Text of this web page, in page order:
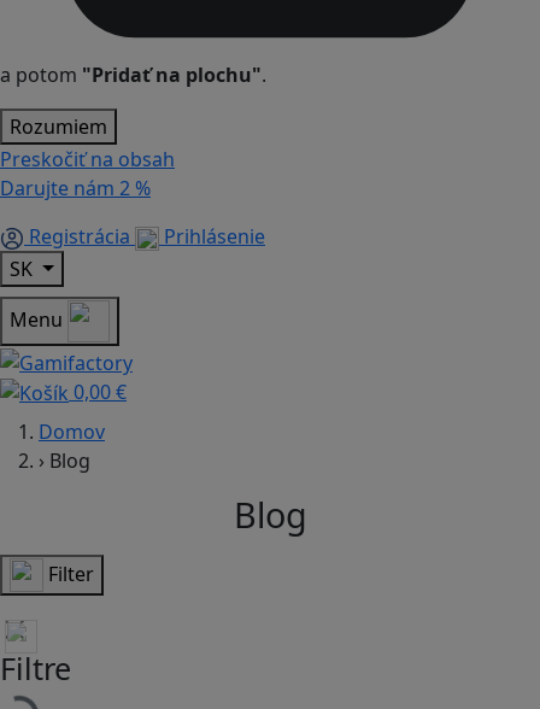
a potom "Pridať na plochu".
Rozumiem
Preskočiť na obsah
Darujte nám 2 %
Registrácia
Prihlásenie
SK
Menu
0,00 €
Domov
› Blog
Blog
Filter
Filtre